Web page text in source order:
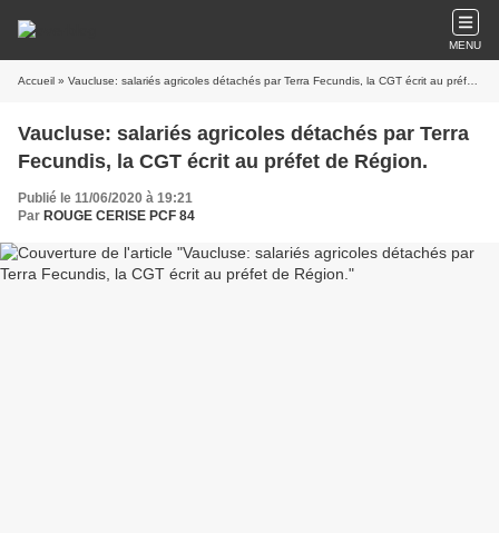
MENU
Accueil » Vaucluse: salariés agricoles détachés par Terra Fecundis, la CGT écrit au préfet de Région.
Vaucluse: salariés agricoles détachés par Terra
Fecundis, la CGT écrit au préfet de Région.
Publié le 11/06/2020 à 19:21
Par ROUGE CERISE PCF 84